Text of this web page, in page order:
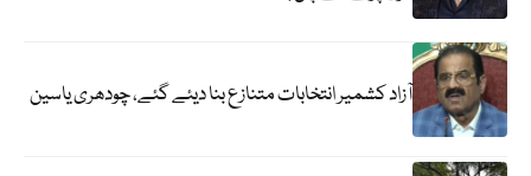
آزاد کشمیر انتخابات متنازع بنا دیئے گئے، چودھری یاسین